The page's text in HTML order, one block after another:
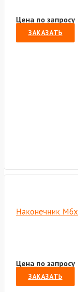
Цена по запросу
ЗАКАЗАТЬ
Наконечник
Цена по запросу
ЗАКАЗАТЬ